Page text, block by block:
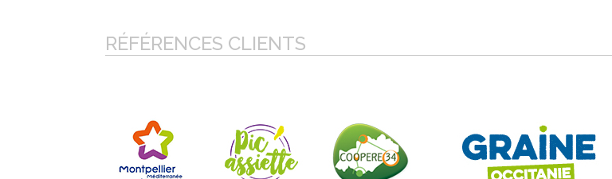
RÉFÉRENCES CLIENTS